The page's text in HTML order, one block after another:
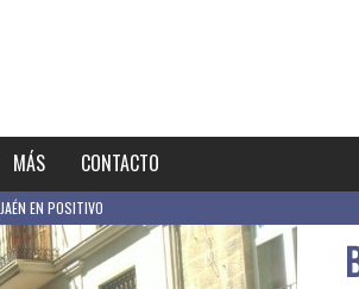
MÁS CONTACTO
JAÉN EN POSITIVO